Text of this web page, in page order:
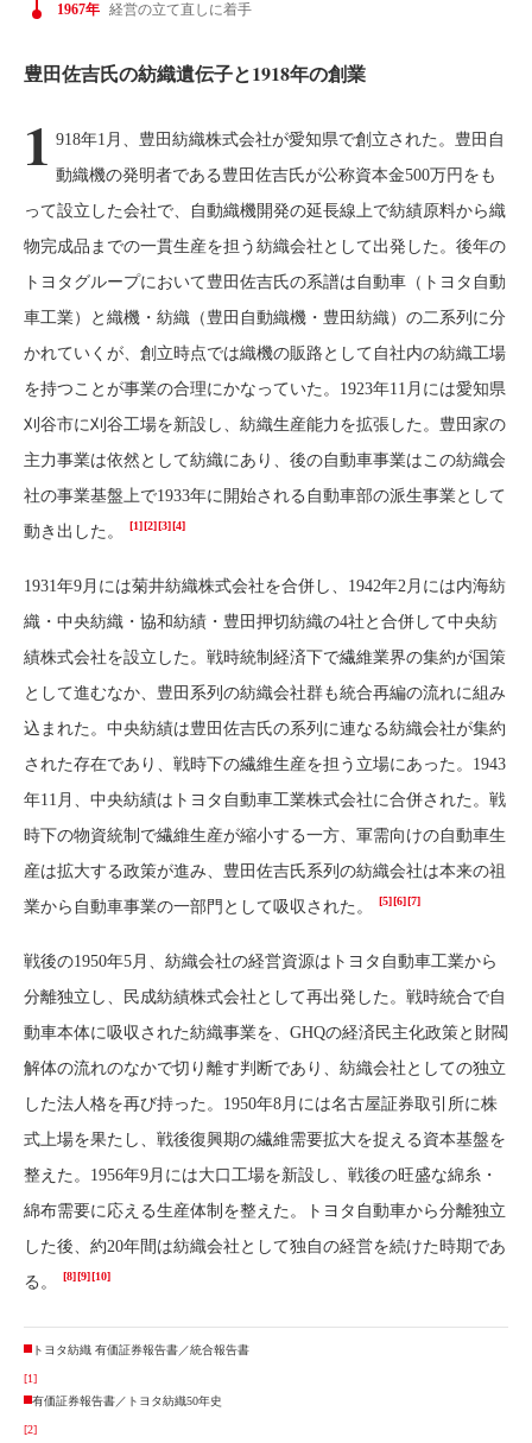
1967年 経営の立て直しに着手
豊田佐吉氏の紡織遺伝子と1918年の創業
1 918年1月、豊田紡織株式会社が愛知県で創立された。豊田自
動織機の発明者である豊田佐吉氏が公称資本金500万円をも
って設立した会社で、自動織機開発の延長線上で紡績原料から織
物完成品までの一貫生産を担う紡織会社として出発した。後年の
トヨタグループにおいて豊田佐吉氏の系譜は自動車（トヨタ自動
車工業）と織機・紡織（豊田自動織機・豊田紡織）の二系列に分
かれていくが、創立時点では織機の販路として自社内の紡織工場
を持つことが事業の合理にかなっていた。1923年11月には愛知県
刈谷市に刈谷工場を新設し、紡織生産能力を拡張した。豊田家の
主力事業は依然として紡織にあり、後の自動車事業はこの紡織会
社の事業基盤上で1933年に開始される自動車部の派生事業として
動き出した。
[1][2][3][4]
1931年9月には菊井紡織株式会社を合併し、1942年2月には内海紡
織・中央紡織・協和紡績・豊田押切紡織の4社と合併して中央紡
績株式会社を設立した。戦時統制経済下で繊維業界の集約が国策
として進むなか、豊田系列の紡織会社群も統合再編の流れに組み
込まれた。中央紡績は豊田佐吉氏の系列に連なる紡織会社が集約
された存在であり、戦時下の繊維生産を担う立場にあった。1943
年11月、中央紡績はトヨタ自動車工業株式会社に合併された。戦
時下の物資統制で繊維生産が縮小する一方、軍需向けの自動車生
産は拡大する政策が進み、豊田佐吉氏系列の紡織会社は本来の祖
業から自動車事業の一部門として吸収された。
[5][6][7]
戦後の1950年5月、紡織会社の経営資源はトヨタ自動車工業から
分離独立し、民成紡績株式会社として再出発した。戦時統合で自
動車本体に吸収された紡織事業を、GHQの経済民主化政策と財閥
解体の流れのなかで切り離す判断であり、紡織会社としての独立
した法人格を再び持った。1950年8月には名古屋証券取引所に株
式上場を果たし、戦後復興期の繊維需要拡大を捉える資本基盤を
整えた。1956年9月には大口工場を新設し、戦後の旺盛な綿糸・
綿布需要に応える生産体制を整えた。トヨタ自動車から分離独立
した後、約20年間は紡織会社として独自の経営を続けた時期であ
る。
[8][9][10]
トヨタ紡織 有価証券報告書／統合報告書
[1]
有価証券報告書／トヨタ紡織50年史
[2]